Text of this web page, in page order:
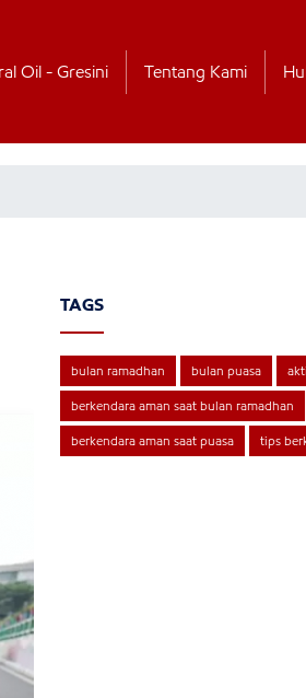
Oil - Gresini Tentang Kami
TAGS
bulan ramadhan bulan puasa
berkendara aman saat bulan ramadhan
berkendara aman saat puasa tips